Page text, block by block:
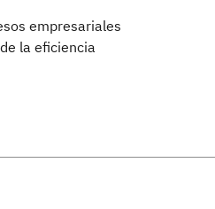
empresariales
la eficiencia